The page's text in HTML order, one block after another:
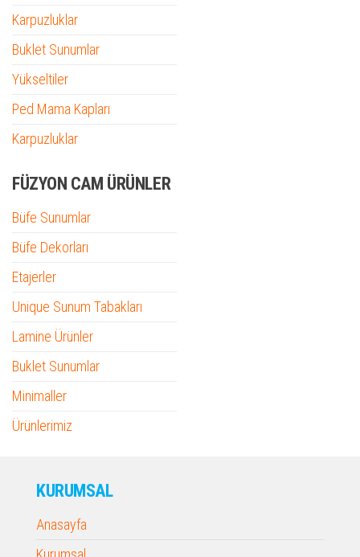
Karpuzluklar
Buklet Sunumlar
Yükseltiler
Ped Mama Kapları
Karpuzluklar
FÜZYON CAM ÜRÜNLER
Büfe Sunumlar
Büfe Dekorları
Etajerler
Unique Sunum Tabakları
Lamine Ürünler
Buklet Sunumlar
Minimaller
Ürünlerimiz
KURUMSAL
Anasayfa